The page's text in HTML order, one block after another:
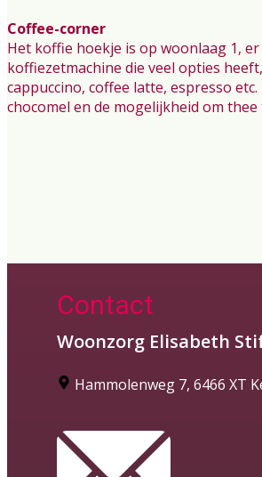
Coffee-corner
Het koffie hoekje is op woonlaag 1,
koffiezetmachine die veel opties
cappuccino, coffee latte, espresso
chocomel en de mogelijkheid om thee
Contact
Woonzorg Elisabeth
​Hammolenweg 7, 6466 XT